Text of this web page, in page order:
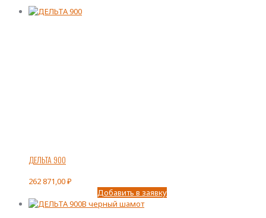
ДЕЛЬТА 900
262 871,00₽
Добавить в заявку